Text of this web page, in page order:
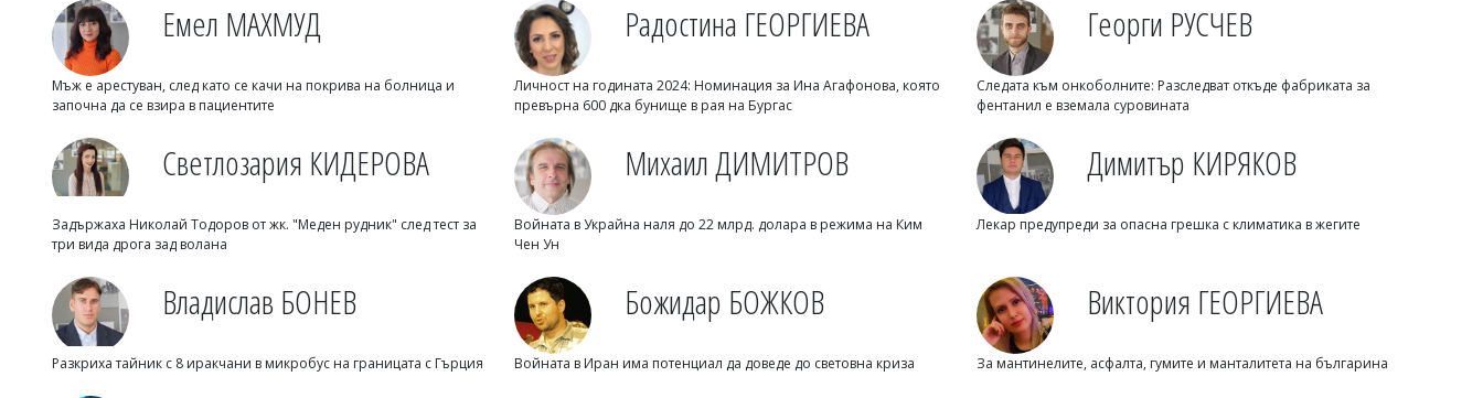
Владислав БОНЕВ
НОИ вече допуска и Revolut за
Емел МАХМУД
Мъж е арестуван, след като се качи на покрива на болница и
започна да се взира в пациентите
Радостина ГЕОРГИЕВА
Личност на годината 2024: Номинация за Ина Агафонова, която
превърна 600 дка бунище в рая на Бургас
Георги РУСЧЕВ
Следата към онкоболните: Разследват откъде фабриката за
фентанил е вземала суровината
Светлозария КИДЕРОВА
Задържаха Николай Тодоров от жк. "Меден рудник" след тест за
три вида дрога зад волана
Михаил ДИМИТРОВ
Войната в Украйна наля до 22 млрд. долара в режима на Ким
Чен Ун
Димитър КИРЯКОВ
Лекар предупреди за опасна грешка с климатика в жегите
Владислав БОНЕВ
Разкриха тайник с 8 иракчани в микробус на границата с Гърция
Божидар БОЖКОВ
Войната в Иран има потенциал да доведе до световна криза
Виктория ГЕОРГИЕВА
За мантинелите, асфалта, гумите и манталитета на българина